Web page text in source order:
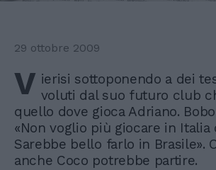
29 ottobre 2009
V ierisi sottoponendo a dei
voluti dal suo futuro club
quello dove gioca Adriano.
«Non voglio più giocare in Italia
Sarebbe bello farlo in Brasile».
anche Coco potrebbe partire.